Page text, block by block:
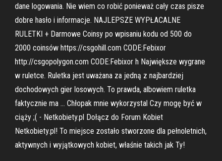
dane logowania. Nie wiem co robić ponieważ cały czas pisze
dobre hasło i informacje. NAJLEPSZE WYPŁACALNE
RULETKI + Darmowe Coinsy po wpisaniu kodu od 500 do
2000 coinsów https://csgohill.com CODE:Febixor
http://csgopolygon.com CODE:Febixor h Największe wygrane
w ruletce. Ruletka jest uważana za jedną z najbardziej
dochodowych gier losowych. To prawda, albowiem ruletka
faktycznie ma … Chłopak mnie wykorzystal Czy mogę być w
ciąży ;( - Netkobiety.pl Dołącz do Forum Kobiet
Netkobiety.pl! To miejsce zostało stworzone dla pełnoletnich,
aktywnych i wyjątkowych kobiet, właśnie takich jak Ty!